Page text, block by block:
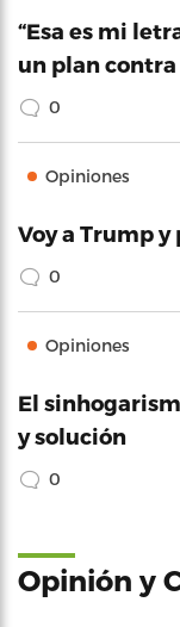
“Esa es mi
un plan contra
0
Opiniones
Voy a Trump y
0
Opiniones
El
y solución
0
Opinión y